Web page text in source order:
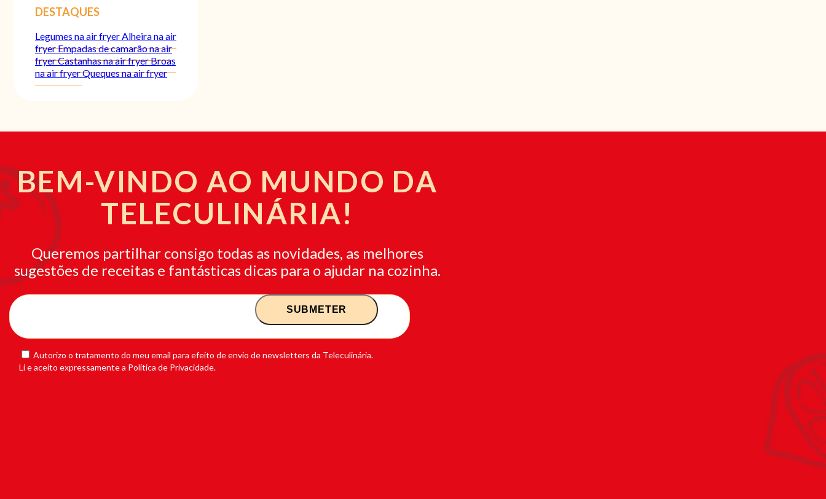
DESTAQUES
Legumes na air fryerAlheira na air
fryerEmpadas de camarão na air
fryerCastanhas na air fryerBroas
na air fryerQueques na air fryer
BEM-VINDO AO MUNDO DA
TELECULINÁRIA!
Queremos partilhar consigo todas as novidades, as melhores
sugestões de receitas e fantásticas dicas para o ajudar na cozinha.
Autorizo o tratamento do meu email para efeito de envio de newsletters da Teleculinária.
Li e aceito expressamente a Política de Privacidade.